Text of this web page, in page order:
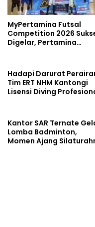
MyPertamina Futsal
Competition 2026
Digelar, Pertamina
Hadapi Darurat
Tim ERT NHM Kantongi
Lisensi Diving
Kantor SAR Ternate
Lomba Badminton,
Momen Ajang